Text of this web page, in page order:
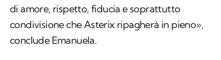
di amore, rispetto, fiducia e soprattutto
condivisione che Asterix ripagherà in pieno»,
conclude Emanuela.